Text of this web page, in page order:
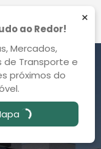
×
ao Redor!
Mercados,
de Transporte e
próximos do